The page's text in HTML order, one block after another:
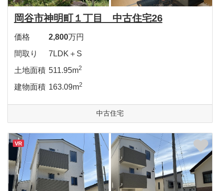
岡谷市神明町１丁目 中古住宅26
価格 2,800万円
間取り
7LDK＋S
土地面積 511.95m2
建物面積 163.09m2
中古住宅
VR